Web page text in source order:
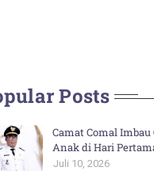
Posts
Camat Comal
Anak di Hari
Juli 10, 2026